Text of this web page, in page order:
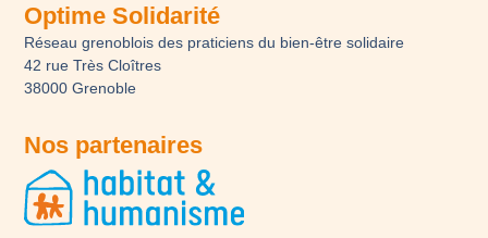
Optime Solidarité
Réseau grenoblois des praticiens du bien-être solidaire
42 rue Très Cloîtres
38000 Grenoble
Nos partenaires